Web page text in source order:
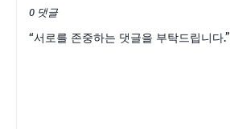
0 댓글
“서로를 존중하는 댓글을 부탁드립니다.”